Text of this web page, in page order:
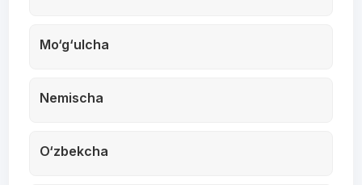
Mo‘g‘ulcha
Nemischa
O‘zbekcha